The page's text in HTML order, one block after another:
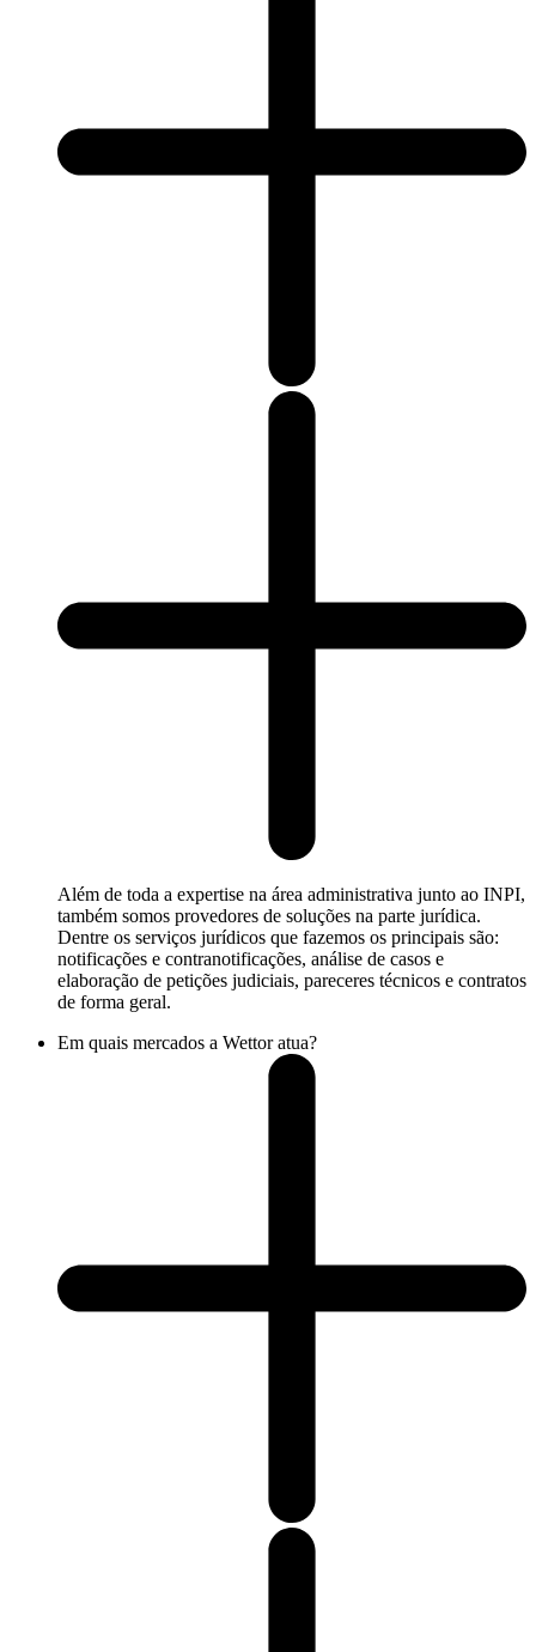
Além de toda a expertise na área administrativa junto ao INPI,
também somos provedores de soluções na parte jurídica.
Dentre os serviços jurídicos que fazemos os principais são:
notificações e contranotificações, análise de casos e
elaboração de petições judiciais, pareceres técnicos e contratos
de forma geral.
Em quais mercados a Wettor atua?